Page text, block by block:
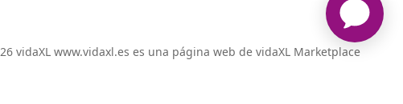
vidaXL www.vidaxl.es es una página web de vidaXL Marketplace